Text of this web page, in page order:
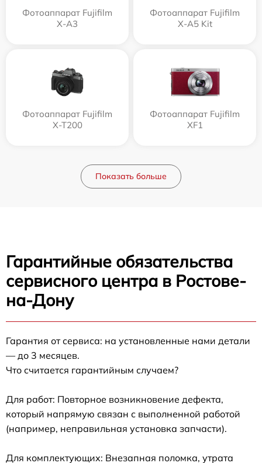
Фотоаппарат Fujifilm
X-A3
Фотоаппарат Fujifilm
X-A5 Kit
Фотоаппарат Fujifilm
X-T200
Фотоаппарат Fujifilm
XF1
Показать больше
Гарантийные обязательства
сервисного центра в Ростове-
на-Дону
Гарантия от сервиса: на установленные нами детали
— до 3 месяцев.
Что считается гарантийным случаем?
Для работ: Повторное возникновение дефекта,
который напрямую связан с выполненной работой
(например, неправильная установка запчасти).
Для комплектующих: Внезапная поломка, утрата